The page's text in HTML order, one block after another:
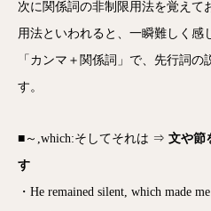
次に関係詞の非制限用法を覚えて
用法といわれると、一瞬難しく感
「カンマ＋関係詞」で、先行詞
す。
■～,which:そしてそれは ⇒ 文や節
す
・He remained silent, which made